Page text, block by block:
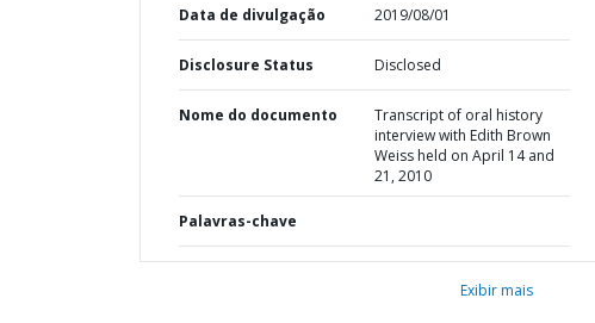
Data de divulgação 2019/08/01
Disclosure Status Disclosed
Nome do documento
Transcript of oral history
interview with Edith Brown
Weiss held on April 14 and
21, 2010
Palavras-chave
Exibir mais